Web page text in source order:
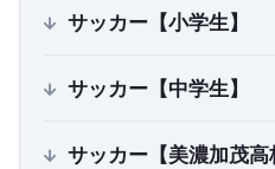
サッカー【小学生】
サッカー【中学生】
サッカー【美濃加茂高